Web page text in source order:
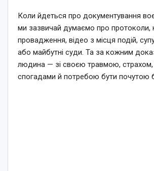
Коли йдеться про документування
ми зазвичай думаємо про протоколи,
провадження, відео з місця подій,
або майбутні суди. Та за кожним
людина — зі своєю травмою, страхом,
спогадами й потребою бути почутою